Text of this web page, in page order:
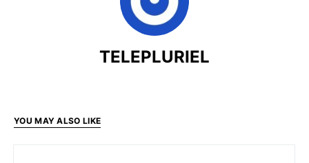
TELEPLURIEL
YOU MAY ALSO LIKE